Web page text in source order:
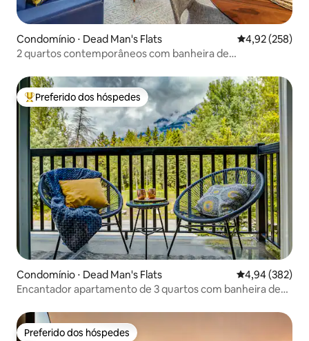
Condomínio ⋅ Dead Man's Flats 4,92 de uma
4,92 (258)
2 quartos contemporâneos com banheira de
Entre os melhores preferidos dos hóspedes
Preferido dos hóspedes
Condomínio ⋅ Dead Man's Flats 4,94 de uma
4,94 (382)
Encantador apartamento de 3 quartos com banheira de
Preferido dos hóspedes